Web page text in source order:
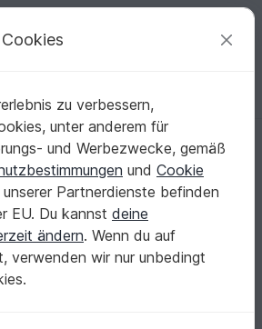
Ideen
(EUR) einloggen Kostenlos registrieren
Amigurumi Mäuse & Ratten
Dipdip Häkelanleitung
Dipdip Häkelanleitung
zu verbessern,
unter anderem für
und Werbezwecke, gemäß
und Cookie
unserer Partnerdienste befinden
EU. Du kannst deine
ändern. Wenn du auf
verwenden wir nur unbedingt